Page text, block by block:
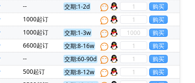
纳芯微)(4)
Zbit(恒烁)(4)
TOREX(特瑞仕)(3)
CHIPLINK(芯联)(2)
Maxscend(卓胜微)(2)
EMI Filters(2)
FH(风华)(2)
储)(2)
NISSHINBO(2)
--
交期:1-2d
1000起订
1000起订
交期:1-3w
6600起订
交期:8-16w
--
交期:60-90d
500起订
交期:8-12w